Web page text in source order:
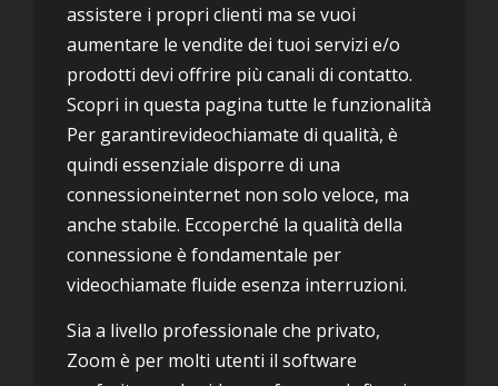
assistere i propri clienti ma se vuoi
aumentare le vendite dei tuoi servizi e/o
prodotti devi offrire più canali di contatto.
Scopri in questa pagina tutte le funzionalità
Per garantirevideochiamate di qualità, è
quindi essenziale disporre di una
connessioneinternet non solo veloce, ma
anche stabile. Eccoperché la qualità della
connessione è fondamentale per
videochiamate fluide esenza interruzioni.
Sia a livello professionale che privato,
Zoom è per molti utenti il software